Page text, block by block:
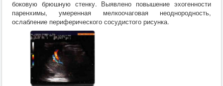
боковую брюшную стенку. Выявлено повышение эхогенности
паренхимы, умеренная мелкоочаговая неоднородность,
ослабление периферического сосудистого рисунка.